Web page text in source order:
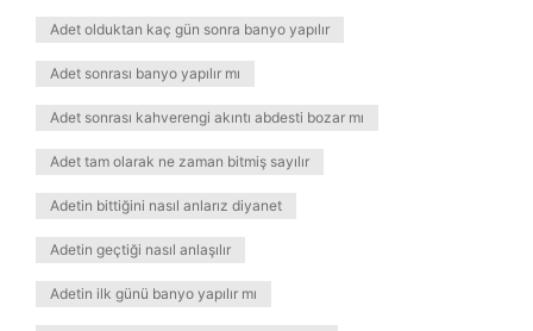
Adet olduktan kaç gün sonra banyo yapılır
Adet sonrası banyo yapılır mı
Adet sonrası kahverengi akıntı abdesti bozar mı
Adet tam olarak ne zaman bitmiş sayılır
Adetin bittiğini nasıl anlarız diyanet
Adetin geçtiği nasıl anlaşılır
Adetin ilk günü banyo yapılır mı